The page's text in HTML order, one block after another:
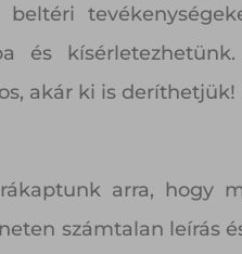
és
akár ki is deríthetjük!
arra, hogy
számtalan leírás